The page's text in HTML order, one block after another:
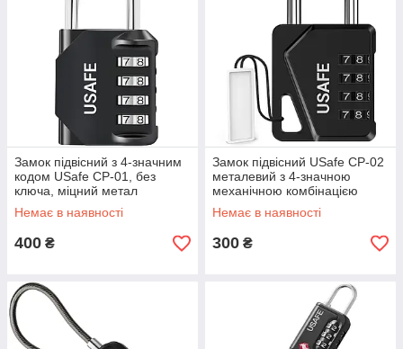
Замок підвісний з 4-значним
кодом USafe CP-01, без
ключа, міцний метал
GoodPlace -worry-free-
shopping-
Немає в наявності
400 ₴
Замок підвісний USafe CP-02
металевий з 4-значною
механічною комбінацією
GoodPlace -worry-free-
shopping-
Немає в наявності
300 ₴